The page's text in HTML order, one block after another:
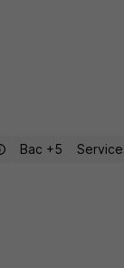
Bac +5